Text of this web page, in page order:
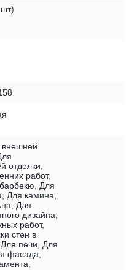
отделки,
работ,
Для
Для камина,
Для
дизайна,
работ,
стен в
Для печи, Для
фасада,